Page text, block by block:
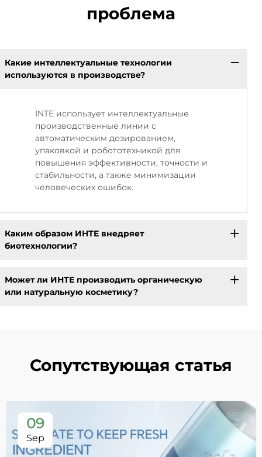
проблема
Какие интеллектуальные технологии
используются в производстве?
INTE использует интеллектуальные
производственные линии с
автоматическим дозированием,
упаковкой и робототехникой для
повышения эффективности, точности и
стабильности, а также минимизации
человеческих ошибок.
Каким образом ИНТЕ внедряет
биотехнологии?
Может ли ИНТЕ производить органическую
или натуральную косметику?
Сопутствующая статья
09
Sep